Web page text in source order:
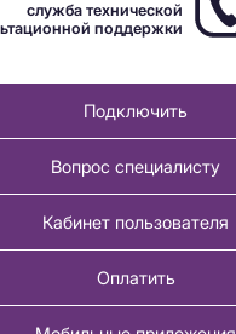
служба технической
поддержки
Подключить
Вопрос специалисту
Кабинет пользователя
Оплатить